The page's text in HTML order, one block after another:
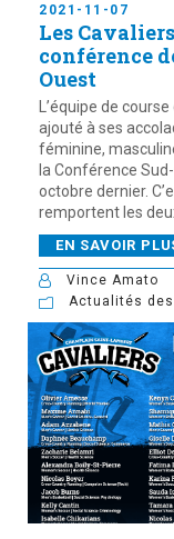
2021-11-07
Les
conférence
Ouest
L’équipe de
ajouté à ses
féminine,
la Conférence
octobre dernier.
remportent les
EN SAVOIR
Vince Amato
Actualités